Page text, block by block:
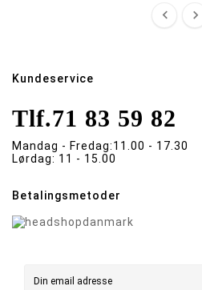
 
Kundeservice
Tlf.71 83 59 82
Mandag - Fredag:11.00 - 17.30
Lørdag: 11 - 15.00
Betalingsmetoder